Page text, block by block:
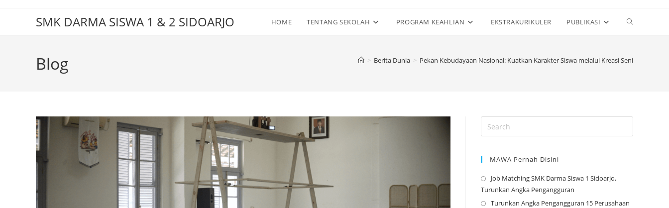
SMK DARMA SISWA 1 & 2 SIDOARJO HOME TENTANG SEKOLAH PROGRAM KEAHLIAN EKSTRAKURIKULER PUBLIKASI Toggle
Blog > Berita Dunia > Pekan Kebudayaan Nasional: Kuatkan Karakter Siswa melalui Kreasi Seni
MAWA Pernah Disini
Job Matching SMK Darma Siswa 1 Sidoarjo,
Turunkan Angka Pengangguran
Turunkan Angka Pengangguran 15 Perusahaan